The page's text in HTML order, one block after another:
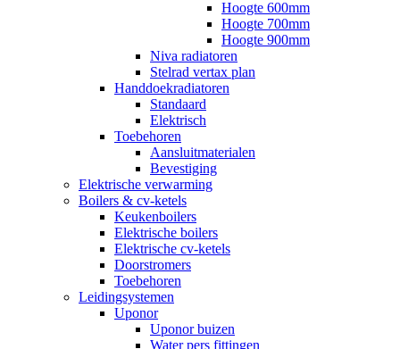
Hoogte 600mm
Hoogte 700mm
Hoogte 900mm
Niva radiatoren
Stelrad vertax plan
Handdoekradiatoren
Standaard
Elektrisch
Toebehoren
Aansluitmaterialen
Bevestiging
Elektrische verwarming
Boilers & cv-ketels
Keukenboilers
Elektrische boilers
Elektrische cv-ketels
Doorstromers
Toebehoren
Leidingsystemen
Uponor
Uponor buizen
Water pers fittingen